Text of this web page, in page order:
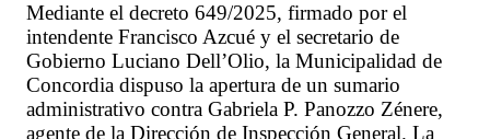
Mediante el decreto 649/2025, firmado por el
intendente Francisco Azcué y el secretario de
Gobierno Luciano Dell’Olio, la Municipalidad de
Concordia dispuso la apertura de un sumario
administrativo contra Gabriela P. Panozzo Zénere,
agente de la Dirección de Inspección General. La